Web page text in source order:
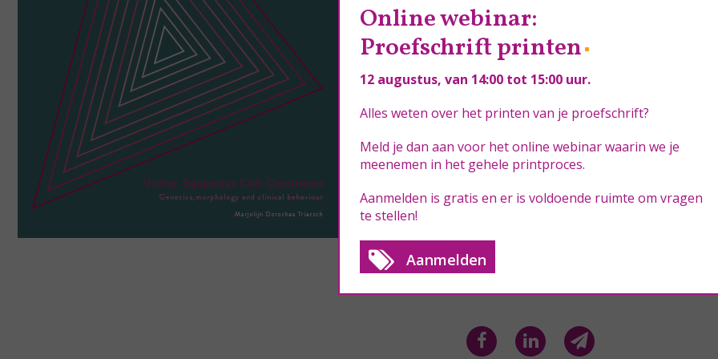
Genetics, morphology
-Marjolijn Dorothea
Online webinar:
Proefschrift printen
12 augustus, van 14:00 tot 15:00 uur.
Alles weten over het printen van je proefschrift?
Meld je dan aan voor het online webinar waarin we je
meenemen in het gehele printproces.
Aanmelden is gratis en er is voldoende ruimte om vragen
te stellen!
Aanmelden